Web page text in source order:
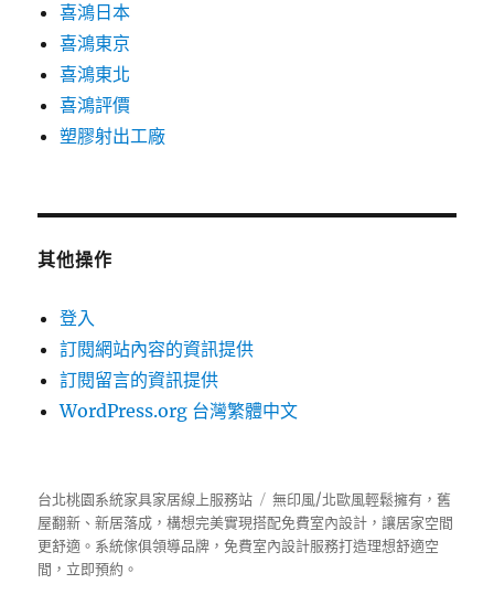
喜鴻日本
喜鴻東京
喜鴻東北
喜鴻評價
塑膠射出工廠
其他操作
登入
訂閱網站內容的資訊提供
訂閱留言的資訊提供
WordPress.org 台灣繁體中文
台北桃園系統家具家居線上服務站
無印風/北歐風輕鬆擁有，舊
屋翻新、新居落成，構想完美實現搭配免費室內設計，讓居家空間
更舒適。 系統傢俱領導品牌，免費室內設計服務打造理想舒適空
間，立即預約。